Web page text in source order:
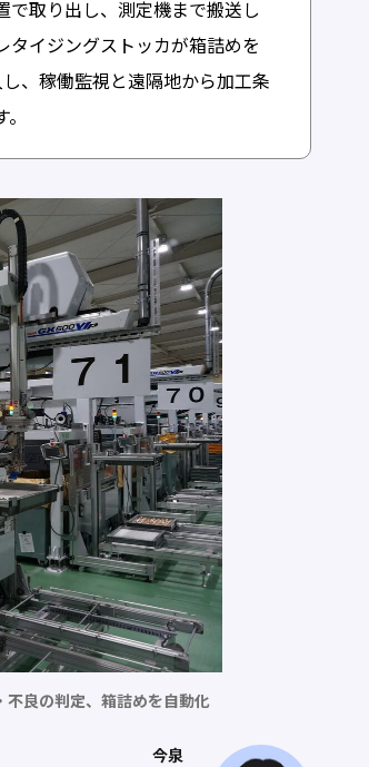
で取り出し、測定機まで搬送し
タイジングストッカが箱詰めを
、稼働監視と遠隔地から加工条
不良の判定、箱詰めを自動化
今泉